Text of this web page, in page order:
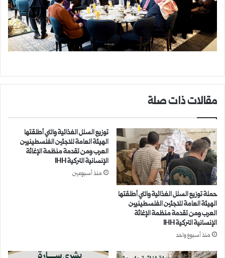
مقالات ذات صلة
حملة توزيع السلل الغذائية والتي أطلقتها
الهيئة العامة للاجئين الفلسطينيين
العرب ومن تقدمة منظمة الإغاثة
الإنسانية التركية IHH
منذ أسبوع واحد
توزيع السلل الغذائية والتي أطلقتها
الهيئة العامة للاجئين الفلسطينيين
العرب ومن تقدمة منظمة الإغاثة
الإنسانية التركية IHH
منذ أسبوعين